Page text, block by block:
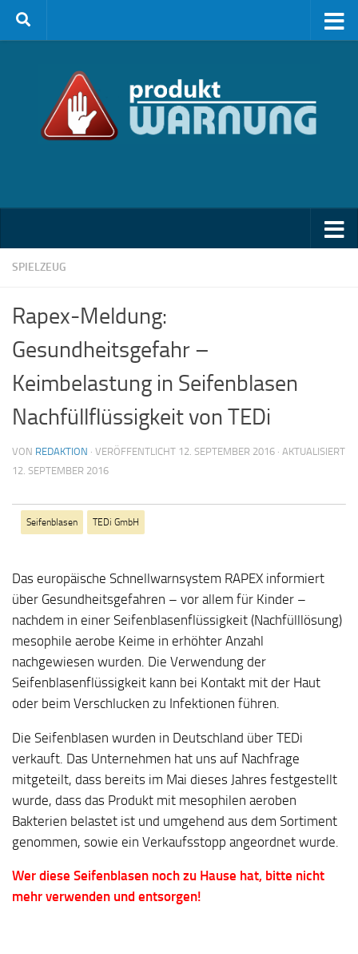
Zum Inhalt springen
SPIELZEUG
Rapex-Meldung:
Gesundheitsgefahr –
Keimbelastung in Seifenblasen
Nachfüllflüssigkeit von TEDi
VON REDAKTION · VERÖFFENTLICHT 12. SEPTEMBER 2016 · AKTUALISIERT
12. SEPTEMBER 2016
Seifenblasen TEDi GmbH
Das europäische Schnellwarnsystem RAPEX informiert
über Gesundheitsgefahren – vor allem für Kinder –
nachdem in einer Seifenblasenflüssigkeit (Nachfülllösung)
mesophile aerobe Keime in erhöhter Anzahl
nachgewiesen wurden. Die Verwendung der
Seifenblasenflüssigkeit kann bei Kontakt mit der Haut
oder beim Verschlucken zu Infektionen führen.
Die Seifenblasen wurden in Deutschland über TEDi
verkauft. Das Unternehmen hat uns auf Nachfrage
mitgeteilt, dass bereits im Mai dieses Jahres festgestellt
wurde, dass das Produkt mit mesophilen aeroben
Bakterien belastet ist und umgehend aus dem Sortiment
genommen, sowie ein Verkaufsstopp angeordnet wurde.
Wer diese Seifenblasen noch zu Hause hat, bitte nicht
mehr verwenden und entsorgen!